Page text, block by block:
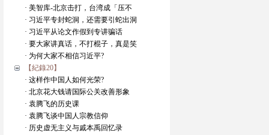
· 美智库-北京击打，台湾成「压不
· 习近平专封蛇洞，还需要引蛇出洞
· 习近平从论文作假到专讲骗话
· 要大家讲真话，不打棍子，真是笑
· 为何大家不相信习近平?
【紀錄20】
· 这样作中国人如何光荣?
· 北京花大钱请国际公关改善形象
· 袁腾飞的历史课
· 袁腾飞谈中国人宗教信仰
· 历史虚无主义与戚本禹回忆录